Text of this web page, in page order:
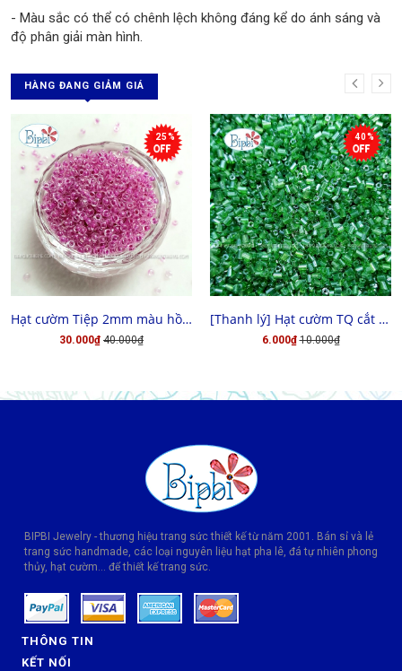
- Màu sắc có thể có chênh lệch không đáng kể do ánh sáng và
độ phân giải màn hình.
HÀNG ĐANG GIẢM GIÁ
25%
MUA HÀNG Hạt cườm Tiệp 2mm màu hồng đậm xà cừ
30.000₫ 40.000₫
40%
CHỌN HÀNG [Thanh lý] Hạt cườm TQ cắt 3x3
6.000₫ 10.000₫
BIPBI Jewelry - thương hiệu trang sức thiết kế từ năm 2001. Bán sỉ và lẻ
trang sức handmade, các loại nguyên liệu hạt pha lê, đá tự nhiên phong
thủy, hạt cườm... để thiết kế trang sức.
THÔNG TIN
KẾT NỐI